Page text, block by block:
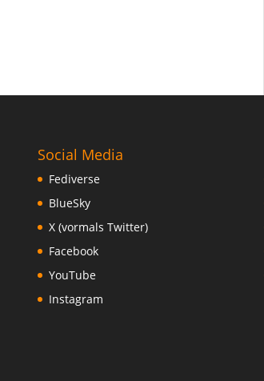
Social Media
Fediverse
BlueSky
X (vormals Twitter)
Facebook
YouTube
Instagram